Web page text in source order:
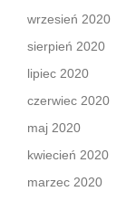
wrzesień 2020
sierpień 2020
lipiec 2020
czerwiec 2020
maj 2020
kwiecień 2020
marzec 2020